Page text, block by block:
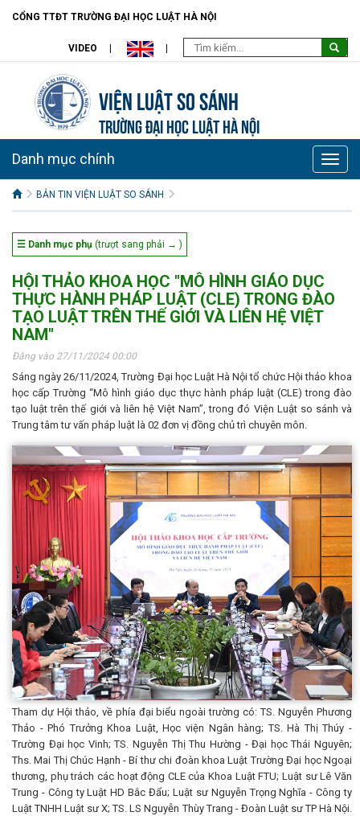
CỔNG TTĐT TRƯỜNG ĐẠI HỌC LUẬT HÀ NỘI
VIDEO
Viện Luật so sánh
TRƯỜNG ĐẠI HỌC LUẬT HÀ NỘI
Toggle
Danh mục chính
BẢN TIN VIỆN LUẬT SO SÁNH
☰ Danh mục phụ (trượt sang phải → )
HỘI THẢO KHOA HỌC "MÔ HÌNH GIÁO DỤC
THỰC HÀNH PHÁP LUẬT (CLE) TRONG ĐÀO
TẠO LUẬT TRÊN THẾ GIỚI VÀ LIÊN HỆ VIỆT
NAM"
Đăng vào 27/11/2024 00:00
Sáng ngày 26/11/2024, Trường Đại học Luật Hà Nội tổ chức Hội thảo khoa
học cấp Trường “Mô hình giáo dục thực hành pháp luật (CLE) trong đào
tạo luật trên thế giới và liên hệ Việt Nam”, trong đó Viện Luật so sánh và
Trung tâm tư vấn pháp luật là 02 đơn vị đồng chủ trì chuyên môn.
Tham dự Hội thảo, về phía đại biểu ngoài trường có: TS. Nguyễn Phương
Thảo - Phó Trưởng Khoa Luật, Học viện Ngân hàng; TS. Hà Thị Thúy -
Trường Đại học Vinh; TS. Nguyễn Thị Thu Hường - Đại học Thái Nguyên;
Ths. Mai Thị Chúc Hạnh - Bí thư chi đoàn khoa Luật Trường Đại học Ngoại
thương, phụ trách các hoạt động CLE của Khoa Luật FTU; Luật sư Lê Văn
Trung - Công ty Luật HD Bắc Đẩu; Luật sư Nguyễn Trọng Nghĩa - Công ty
Luật TNHH Luật sư X; TS. LS Nguyễn Thùy Trang - Đoàn Luật sư TP Hà Nội.